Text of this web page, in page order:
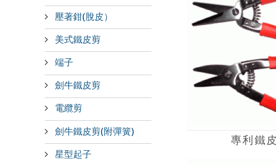
專利鐵
壓著鉗(脫皮）
美式鐵皮剪
端子
劍牛鐵皮剪
電纜剪
劍牛鐵皮剪(附彈簧)
星型起子